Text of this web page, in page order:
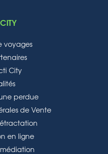
voyages
City
perdue
de Vente
en ligne